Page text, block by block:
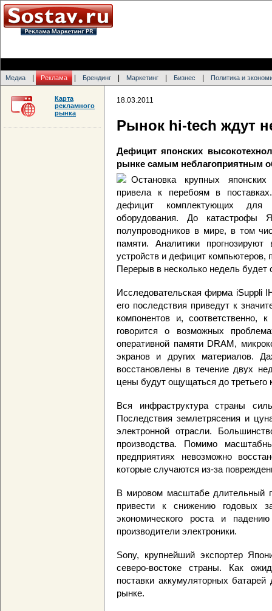
Медиа Реклама Брендинг Маркетинг Бизнес Политика и
18.03.2011
Рынок hi-tech ждут
Дефицит японских
рынке самым неблагоприятным
Остановка крупных
привела к перебоям в
дефицит комплектующих для
оборудования. До катастрофы
полупроводников в мире, в том
памяти. Аналитики
устройств и дефицит компьютеров,
Перерыв в несколько недель
Исследовательская фирма iSuppli
его последствия приведут к
компонентов и,
говорится о возможных
оперативной памяти DRAM,
экранов и других материалов.
восстановлены в течение двух
цены будут ощущаться до третьего
Вся инфраструктура страны
Последствия землетрясения и
электронной отрасли.
производства. Помимо
предприятиях невозможно
которые случаются из-за
В мировом масштабе длительный
привести к снижению годовых
экономического роста и
производители электроники.
Sony, крупнейший экспортер
северо-востоке страны. Как
поставки аккумуляторных
рынке.
Карта
рекламного
рынка